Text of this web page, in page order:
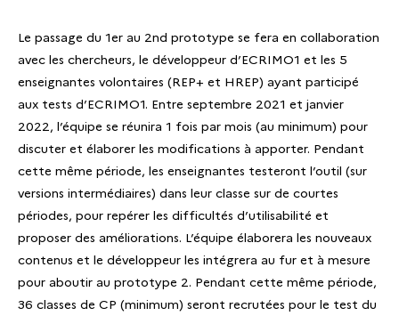
Le passage du 1er au 2nd prototype se fera en collaboration
avec les chercheurs, le développeur d’ECRIMO1 et les 5
enseignantes volontaires (REP+ et HREP) ayant participé
aux tests d’ECRIMO1. Entre septembre 2021 et janvier
2022, l’équipe se réunira 1 fois par mois (au minimum) pour
discuter et élaborer les modifications à apporter. Pendant
cette même période, les enseignantes testeront l’outil (sur
versions intermédiaires) dans leur classe sur de courtes
périodes, pour repérer les difficultés d’utilisabilité et
proposer des améliorations. L’équipe élaborera les nouveaux
contenus et le développeur les intégrera au fur et à mesure
pour aboutir au prototype 2. Pendant cette même période,
36 classes de CP (minimum) seront recrutées pour le test du